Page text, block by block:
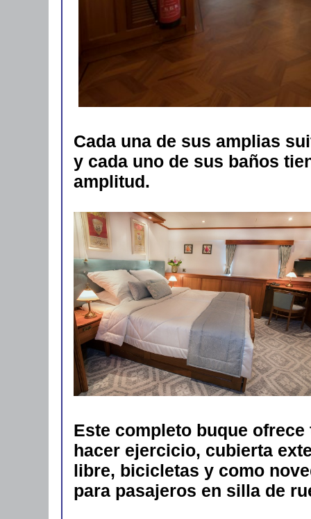
Cada una de sus amplias
y cada uno de sus baños
amplitud.
Este completo buque
hacer ejercicio, cubierta
libre, bicicletas y como
para pasajeros en silla de